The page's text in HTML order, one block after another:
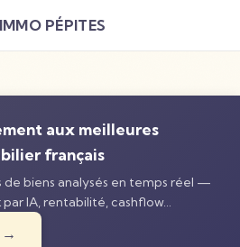
IMMOPÉPITES
aux meilleures
français
de biens analysés en temps réel —
IA, rentabilité, cashflow…
→